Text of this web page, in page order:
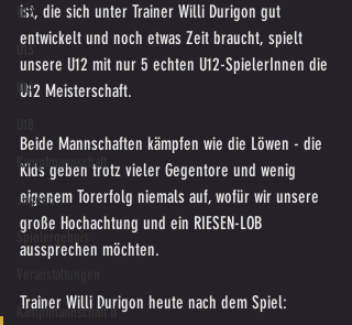
U12
U13
U14
Kampfmannschaft
Jugend
Spielergebnis
Kampfmannschaft II
ist, die sich unter Trainer Willi Durigon gut
entwickelt und noch etwas Zeit braucht, spielt
unsere U12 mit nur 5 echten U12-SpielerInnen die
U12 Meisterschaft.
Beide Mannschaften kämpfen wie die Löwen - die
Kids geben trotz vieler Gegentore und wenig
eigenem Torerfolg niemals auf, wofür wir unsere
große Hochachtung und ein RIESEN-LOB
aussprechen möchten.
Trainer Willi Durigon heute nach dem Spiel: